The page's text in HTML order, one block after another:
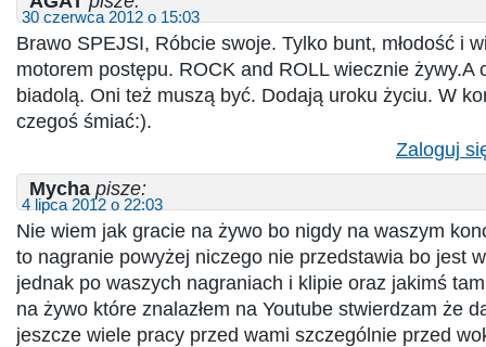
30 czerwca 2012 o 15:03
Brawo SPEJSI, Róbcie swoje. Tylko bunt, młodość i
motorem postępu. ROCK and ROLL wiecznie żywy.A
biadolą. Oni też muszą być. Dodają uroku życiu. W
czegoś śmiać:).
Zaloguj
Mycha pisze:
4 lipca 2012 o 22:03
Nie wiem jak gracie na żywo bo nigdy na waszym
to nagranie powyżej niczego nie przedstawia bo jest
jednak po waszych nagraniach i klipie oraz jakimś
na żywo które znalazłem na Youtube stwierdzam że
jeszcze wiele pracy przed wami szczególnie przed